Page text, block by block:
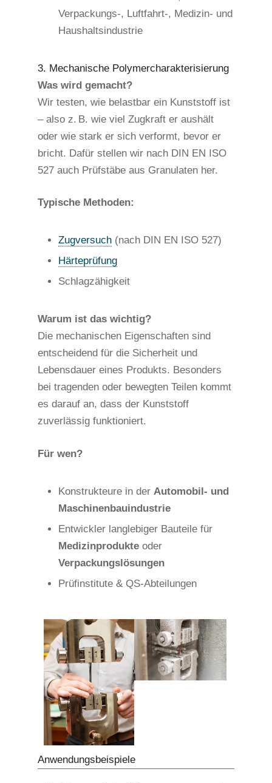
Verpackungs-, Luftfahrt-, Medizin- und
Haushaltsindustrie
3. Mechanische Polymercharakterisierung
Was wird gemacht?
Wir testen, wie belastbar ein Kunststoff ist
– also z. B. wie viel Zugkraft er aushält
oder wie stark er sich verformt, bevor er
bricht. Dafür stellen wir nach DIN EN ISO
527 auch Prüfstäbe aus Granulaten her.
Typische Methoden:
Zugversuch (nach DIN EN ISO 527)
Härteprüfung
Schlagzähigkeit
Warum ist das wichtig?
Die mechanischen Eigenschaften sind
entscheidend für die Sicherheit und
Lebensdauer eines Produkts. Besonders
bei tragenden oder bewegten Teilen kommt
es darauf an, dass der Kunststoff
zuverlässig funktioniert.
Für wen?
Konstrukteure in der Automobil- und
Maschinenbauindustrie
Entwickler langlebiger Bauteile für
Medizinprodukte oder
Verpackungslösungen
Prüfinstitute & QS-Abteilungen
Anwendungsbeispiele